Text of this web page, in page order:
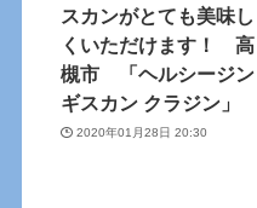
スカンがとても美味し
くいただけます！ 高
槻市 「ヘルシージン
ギスカン クラジン」
2020年01月28日 20:30